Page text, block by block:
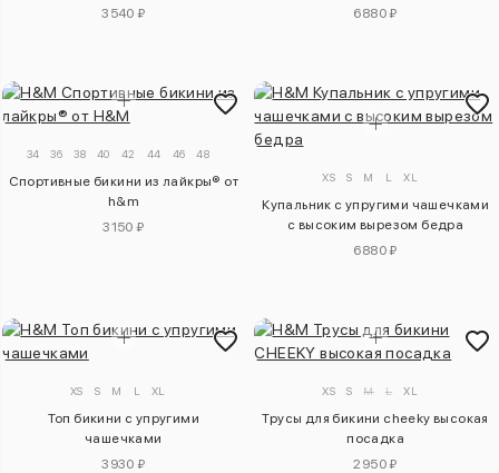
3540 ₽
6880 ₽
34 36 38 40 42 44 46 48
Спортивные бикини из лайкры® от
h&m
3150 ₽
XS S M L XL
Купальник с упругими чашечками
с высоким вырезом бедра
6880 ₽
XS S M L XL
Топ бикини с упругими
чашечками
3930 ₽
XS S M L XL
Трусы для бикини cheeky высокая
посадка
2950 ₽